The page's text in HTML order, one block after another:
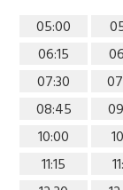
05:00
06:15
07:30
08:45
10:00
11:15